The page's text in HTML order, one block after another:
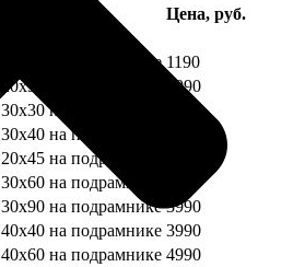
Цена, руб.
на подрамнике 1190
на подрамнике
1990
на подрамнике
на подрамнике
на подрамнике
на подрамнике
на подрамнике 3990
на подрамнике 3990
на подрамнике 4990